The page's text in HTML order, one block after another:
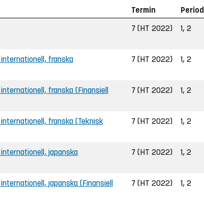
Termin Period
7 (HT 2022) 1, 2
franska 7 (HT 2022) 1, 2
franska (Finansiell
7 (HT 2022) 1, 2
franska (Teknisk
7 (HT 2022) 1, 2
japanska 7 (HT 2022) 1, 2
japanska (Finansiell
7 (HT 2022) 1, 2